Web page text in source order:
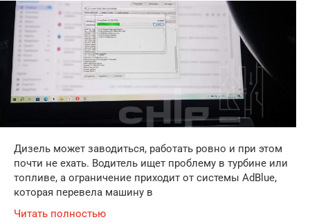
Дизель может заводиться, работать ровно и при этом
почти не ехать. Водитель ищет проблему в турбине или
топливе, а ограничение приходит от системы AdBlue,
которая перевела машину в
Читать полностью